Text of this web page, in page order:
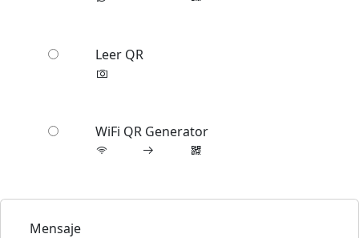
Leer QR
WiFi QR Generator
Mensaje